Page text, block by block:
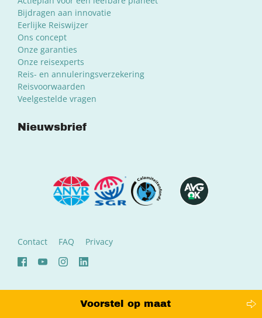
Voorstel op maat
Bijdragen aan innovatie
Eerlijke Reiswijzer
Ons concept
Onze garanties
Onze reisexperts
Reis- en annuleringsverzekering
Reisvoorwaarden
Veelgestelde vragen
Nieuwsbrief
Contact FAQ Privacy